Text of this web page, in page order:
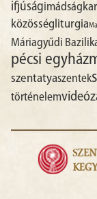
ifjúságimádság
közösségliturgia
Máriagyűdi
pécsi
szentatyaszentek
történelemvideó